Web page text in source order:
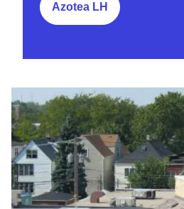
Azotea LH